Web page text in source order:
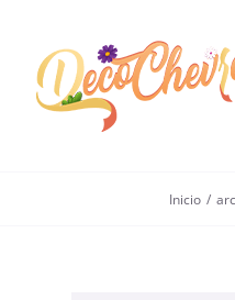
contenido
Inicio